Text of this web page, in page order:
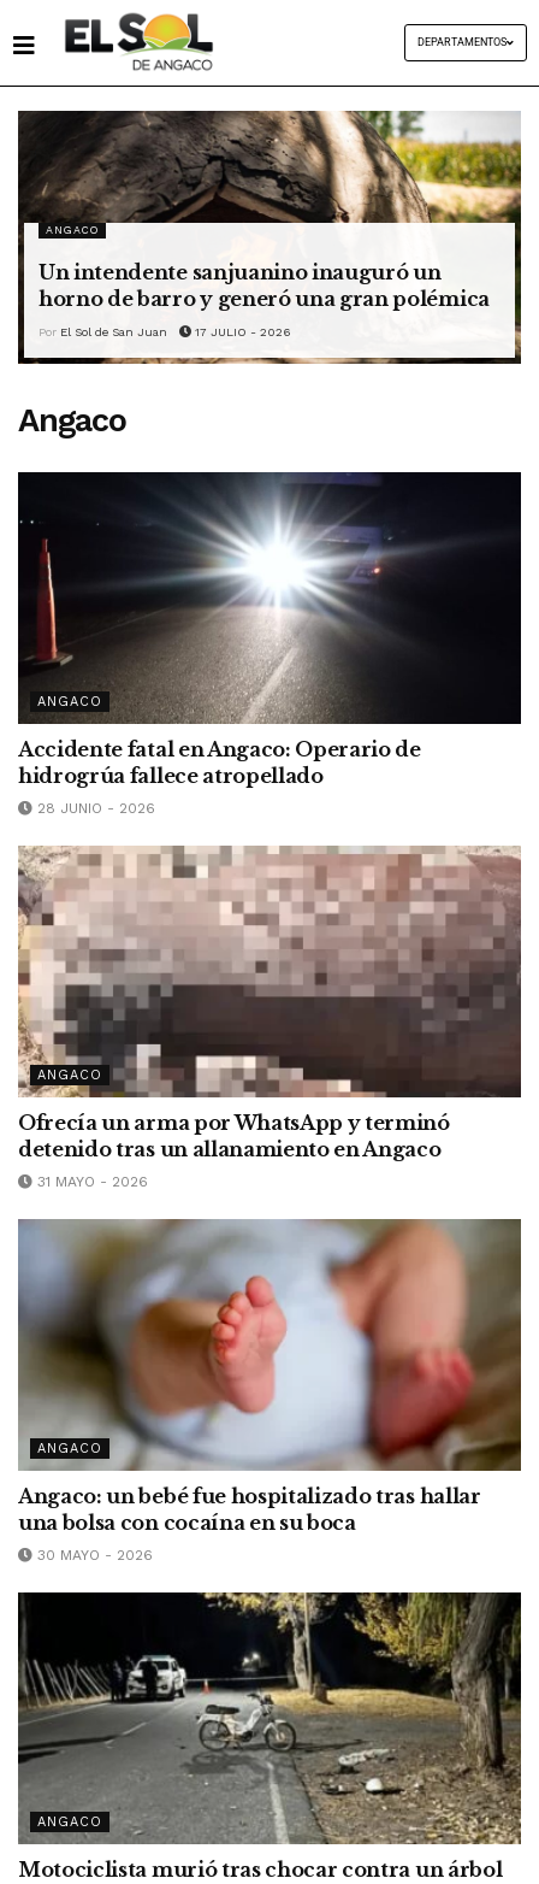
DEPARTAMENTOS
ANGACO
Un intendente sanjuanino inauguró un
horno de barro y generó una gran polémica
Por El Sol de San Juan 17 JULIO - 2026
Angaco
ANGACO
Accidente fatal en Angaco: Operario de
hidrogrúa fallece atropellado
28 JUNIO - 2026
ANGACO
Ofrecía un arma por WhatsApp y terminó
detenido tras un allanamiento en Angaco
31 MAYO - 2026
ANGACO
Angaco: un bebé fue hospitalizado tras hallar
una bolsa con cocaína en su boca
30 MAYO - 2026
ANGACO
Motociclista murió tras chocar contra un árbol